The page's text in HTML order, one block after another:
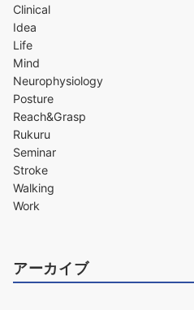
Clinical
Idea
Life
Mind
Neurophysiology
Posture
Reach&Grasp
Rukuru
Seminar
Stroke
Walking
Work
アーカイブ